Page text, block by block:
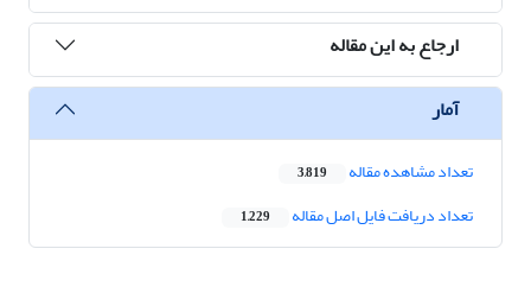
ارجاع به این مقاله
آمار
تعداد مشاهده مقاله 3,819
تعداد دریافت فایل اصل مقاله 1,229